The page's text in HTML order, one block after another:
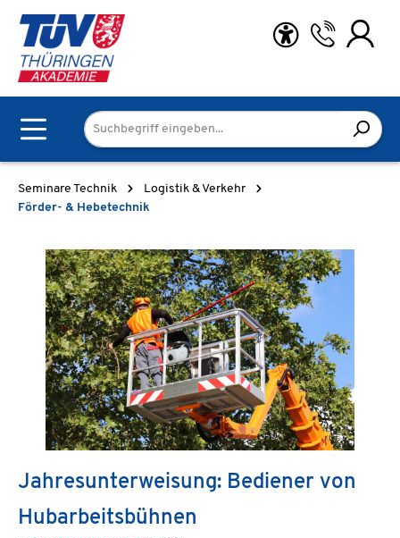
Zum Hauptinhalt springen
Seminare Technik
Logistik & Verkehr
Förder- & Hebetechnik
Bildergalerie überspringen
Jahresunterweisung: Bediener von
Hubarbeitsbühnen